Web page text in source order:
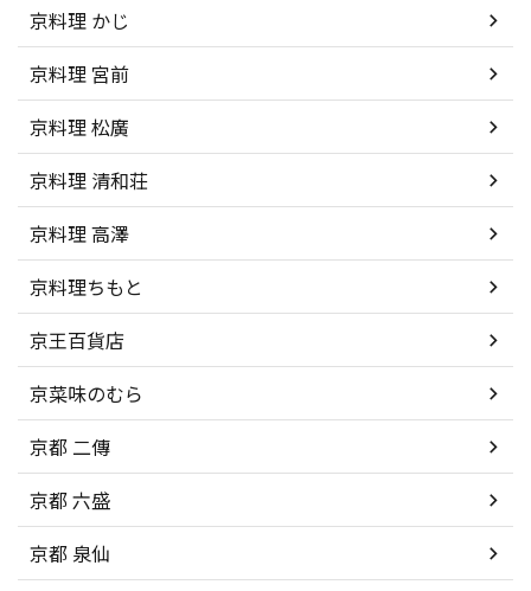
京料理 かじ
京料理 宮前
京料理 松廣
京料理 清和荘
京料理 高澤
京料理ちもと
京王百貨店
京菜味のむら
京都 二傳
京都 六盛
京都 泉仙